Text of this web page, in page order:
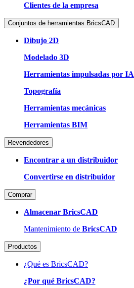
Clientes de la empresa
Conjuntos de herramientas BricsCAD
Dibujo 2D
Modelado 3D
Herramientas impulsadas por IA
Topografía
Herramientas mecánicas
Herramientas BIM
Revendedores
Encontrar a un distribuidor
Convertirse en distribuidor
Comprar
Almacenar BricsCAD
Mantenimiento de BricsCAD
Productos
¿Qué es BricsCAD?
¿Por qué BricsCAD?